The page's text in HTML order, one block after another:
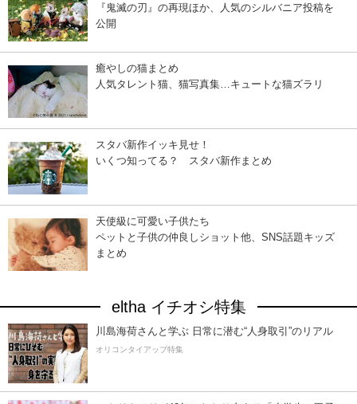
『鬼滅の刃』の再現ほか、人気のシルバニア投稿を
公開
癒やしの猫まとめ
人気タレント猫、猫写真集…キュートな猫ズラリ
スタバ新作イッキ見せ！
いくつ知ってる？ スタバ新作まとめ
天使級に可愛い子供たち
ペットと子供の仲良しショット他、SNS話題キッズ
まとめ
eltha イチオシ特集
川島海荷さんと学ぶ 日常に潜む“人身取引”のリアル
オリコンタイアップ特集